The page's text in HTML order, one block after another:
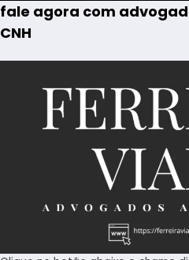
fale agora com
CNH